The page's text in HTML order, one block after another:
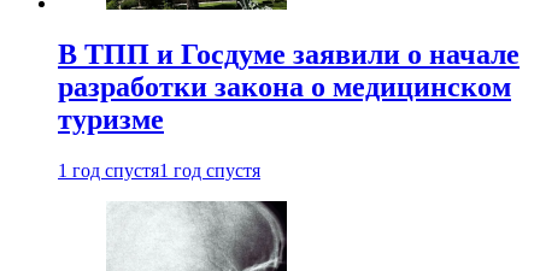
В ТПП и Госдуме заявили о начале
разработки закона о медицинском
туризме
1 год спустя1 год спустя